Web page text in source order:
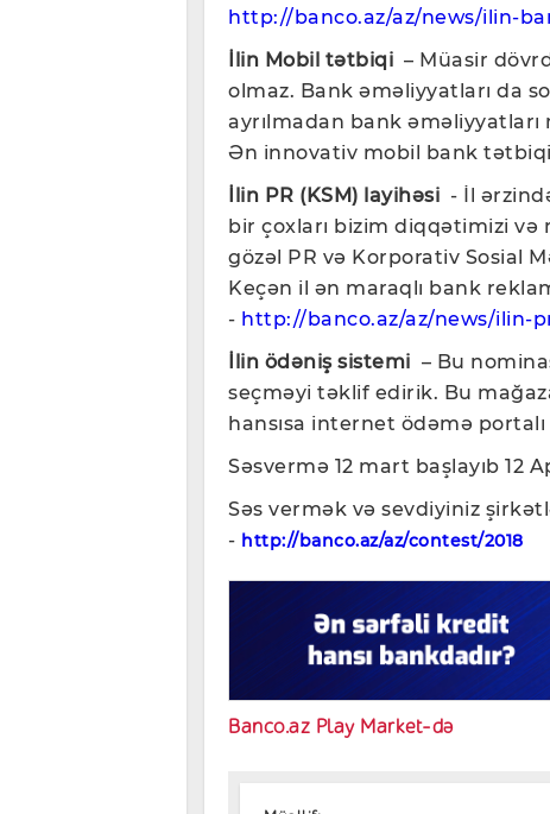
http://banco.az/az/news/ilin-
İlin Mobil tətbiqi – Müasir
olmaz. Bank əməliyyatları da
ayrılmadan bank
Ən innovativ mobil bank
İlin PR (KSM) layihəsi - İl
bir çoxları bizim diqqətimizi və
gözəl PR və Korporativ Sosial
Keçən il ən maraqlı bank
- http://banco.az/az/news/ilin-
İlin ödəniş sistemi – Bu
seçməyi təklif edirik. Bu
hansısa internet ödəmə
Səsvermə 12 mart başlayıb 12
Səs vermək və sevdiyiniz
- http://banco.az/az/contest/2018
Banco.az Play Market-də